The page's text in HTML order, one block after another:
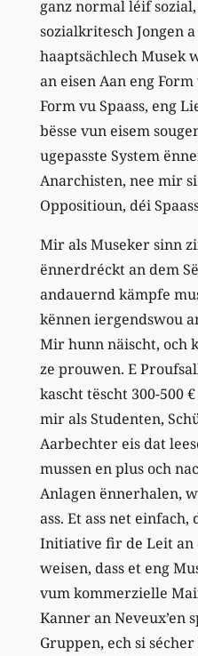
ganz normal léif
sozialkritesch Jongen
haaptsächlech Musek
an eisen Aan eng
Form vu Spaass, eng
bësse vun eisem
ugepasste System
Anarchisten, nee mir
Oppositioun, déi
Mir als Museker sinn
ënnerdréckt an dem
andauernd kämpfe
kënnen iergendswou
Mir hunn näischt, och
ze prouwen. E
kascht tëscht 300-500
mir als Studenten,
Aarbechter eis dat
mussen en plus och
Anlagen ënnerhalen,
ass. Et ass net
Initiative fir de Leit an
weisen, dass et eng
vum kommerzielle
Kanner an Neveux’en
Gruppen, ech si